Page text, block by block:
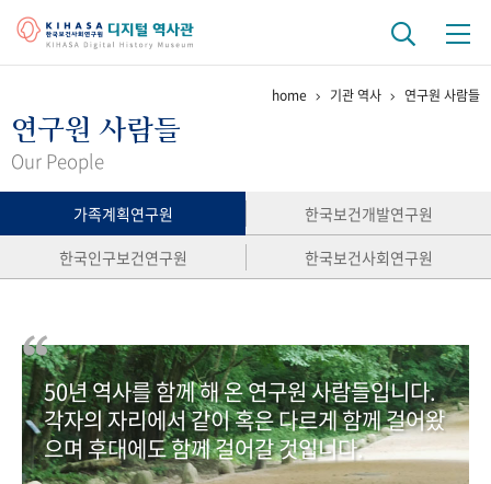
걸어온 길 기관 변천사
연구 역사
정책과 연구 키워드로 보는 연구 역사
연구자들
간행물 변천사
기록물 아카이브
사진 아카이브 문서 기록물 행정박물 영상 기록물
50+1주년 기념
home 기관 역사 연구원 사람들
연구원 사람들
Our People
가족계획연구원
한국보건개발연구원
한국인구보건연구원
한국보건사회연구원
50년 역사를 함께 해 온 연구원 사람들입니다.
각자의 자리에서 같이 혹은 다르게 함께 걸어왔
으며 후대에도 함께 걸어갈 것입니다.